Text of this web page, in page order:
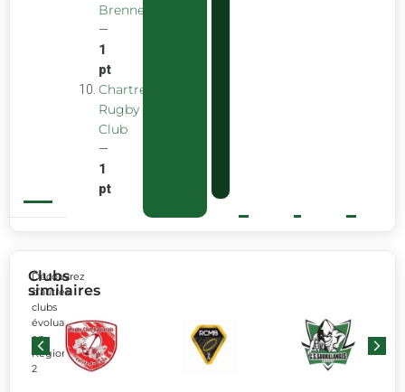
Brenne
—
1
pt
Chartreuse
Rugby
Club
—
1
pt
Clubs
similaires
Découvrez
d’autres
clubs
évoluant
en
Régionale
2